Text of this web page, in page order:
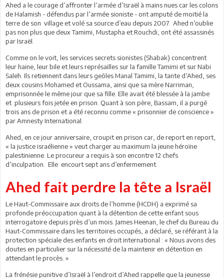
Ahed a le courage d’affronter l’armée d’Israël à mains nues car les colons
de Halamish - défendus par l’armée sioniste - ont amputé de moitié la
terre de son village et volé sa source d’eau depuis 2007. Ahed n’oublie
pas non plus que deux Tamimi, Mustapha et Rouchdi, ont été assassinés
par Israël.
Comme on le voit, les services secrets sionistes (Shabak) concentrent
leur haine, leur bile et leurs représailles sur la famille Tamimi et sur Nabi
Saleh. Ils retiennent dans leurs geôles Manal Tamimi, la tante d’Ahed, ses
deux cousins Mohamed et Oussama, ainsi que sa mère Narriman,
emprisonnée le même jour que sa fille. Elle avait été blessée à la jambe
et plusieurs fois jetée en prison. Quant à son père, Bassam, il a purgé
trois ans de prison et a été reconnu comme « prisonnier de conscience »
par Amnesty International.
Ahed, en ce jour anniversaire, croupit en prison car, de report en report,
« la justice israélienne » veut charger au maximum la jeune héroïne
palestinienne. Le procureur a requis à son encontre 12 chefs
d’inculpation. Elle encourt sept ans d’enfermement.
Ahed fait perdre la tête a Israël
Le Haut-Commissaire aux droits de l’homme (HCDH) a exprimé sa
profonde préoccupation quant à la détention de cette enfant sous
interrogatoire depuis près d’un mois. James Heenan, le chef du Bureau du
Haut-Commissaire dans les territoires occupés, a déclaré, se référant à la
protection spéciale des enfants en droit international : « Nous avons des
doutes en particulier sur la nécessité de la maintenir en détention en
attendant le procès. »
La frénésie punitive d’Israël à l’endroit d’Ahed rappelle que la jeunesse